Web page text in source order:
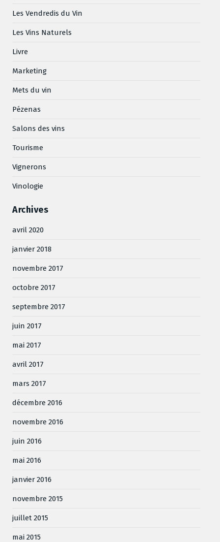
Les Vendredis du Vin
Les Vins Naturels
Livre
Marketing
Mets du vin
Pézenas
Salons des vins
Tourisme
Vignerons
Vinologie
Archives
avril 2020
janvier 2018
novembre 2017
octobre 2017
septembre 2017
juin 2017
mai 2017
avril 2017
mars 2017
décembre 2016
novembre 2016
juin 2016
mai 2016
janvier 2016
novembre 2015
juillet 2015
mai 2015